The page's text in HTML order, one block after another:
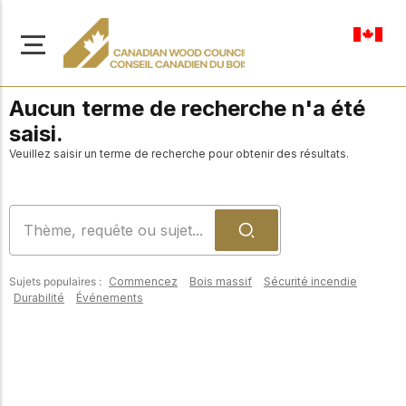
Accédez à un large
À propos de nous
Apprenez-en davantage
sur notre mission visant à
construction en bois
Aucun terme de recherche n'a été
saisi.
Veuillez saisir un terme de recherche pour obtenir des résultats.
Sujets populaires : Commencez Bois massif
Sécurité incendie
Durabilité
Événements